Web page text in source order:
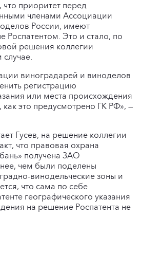
что приоритет перед
членами Ассоциации
России, имеют
Роспатентом. Это и стало, по
решения коллегии
случае.
виноградарей и виноделов
регистрацию
или места происхождения
как это предусмотрено ГК РФ», —
Гусев, на решение коллегии
что правовая охрана
получена ЗАО
чем были поделены
винодельческие зоны и
что сама по себе
географического указания
на решение Роспатента не